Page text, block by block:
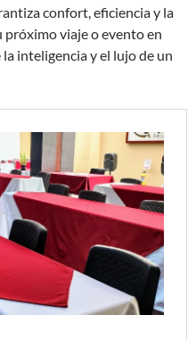
confort, eficiencia y la
próximo viaje o evento en
inteligencia y el lujo de un